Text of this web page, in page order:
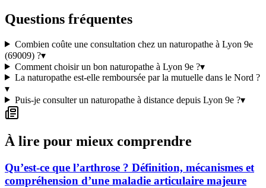
Questions fréquentes
Combien coûte une consultation chez un naturopathe à Lyon 9e
(69009) ?▾
Comment choisir un bon naturopathe à Lyon 9e ?▾
La naturopathe est-elle remboursée par la mutuelle dans le Nord ?
▾
Puis-je consulter un naturopathe à distance depuis Lyon 9e ?▾
À lire pour mieux comprendre
Qu’est-ce que l’arthrose ? Définition, mécanismes et
compréhension d’une maladie articulaire majeure